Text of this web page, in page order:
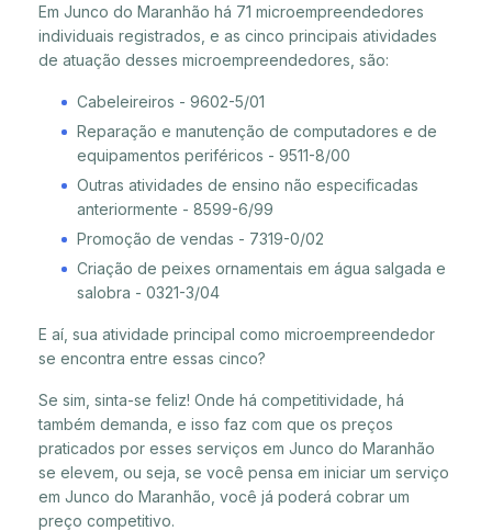
Em Junco do Maranhão há 71 microempreendedores
individuais registrados, e as cinco principais atividades
de atuação desses microempreendedores, são:
Cabeleireiros - 9602-5/01
Reparação e manutenção de computadores e de
equipamentos periféricos - 9511-8/00
Outras atividades de ensino não especificadas
anteriormente - 8599-6/99
Promoção de vendas - 7319-0/02
Criação de peixes ornamentais em água salgada e
salobra - 0321-3/04
E aí, sua atividade principal como microempreendedor
se encontra entre essas cinco?
Se sim, sinta-se feliz! Onde há competitividade, há
também demanda, e isso faz com que os preços
praticados por esses serviços em Junco do Maranhão
se elevem, ou seja, se você pensa em iniciar um serviço
em Junco do Maranhão, você já poderá cobrar um
preço competitivo.